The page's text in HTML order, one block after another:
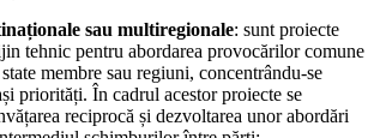
sau multiregionale: sunt proiecte
tehnic pentru abordarea provocărilor comune
membre sau regiuni, concentrându-se
priorități. În cadrul acestor proiecte se
reciprocă și dezvoltarea unor abordări